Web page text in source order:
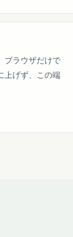
ブラウザだけで
上げず、この端